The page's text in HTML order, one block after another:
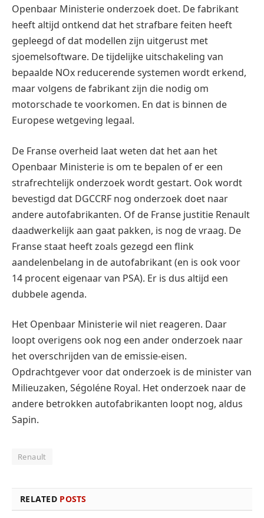
Openbaar Ministerie onderzoek doet. De fabrikant
heeft altijd ontkend dat het strafbare feiten heeft
gepleegd of dat modellen zijn uitgerust met
sjoemelsoftware. De tijdelijke uitschakeling van
bepaalde NOx reducerende systemen wordt erkend,
maar volgens de fabrikant zijn die nodig om
motorschade te voorkomen. En dat is binnen de
Europese wetgeving legaal.
De Franse overheid laat weten dat het aan het
Openbaar Ministerie is om te bepalen of er een
strafrechtelijk onderzoek wordt gestart. Ook wordt
bevestigd dat DGCCRF nog onderzoek doet naar
andere autofabrikanten. Of de Franse justitie Renault
daadwerkelijk aan gaat pakken, is nog de vraag. De
Franse staat heeft zoals gezegd een flink
aandelenbelang in de autofabrikant (en is ook voor
14 procent eigenaar van PSA). Er is dus altijd een
dubbele agenda.
Het Openbaar Ministerie wil niet reageren. Daar
loopt overigens ook nog een ander onderzoek naar
het overschrijden van de emissie-eisen.
Opdrachtgever voor dat onderzoek is de minister van
Milieuzaken, Ségoléne Royal. Het onderzoek naar de
andere betrokken autofabrikanten loopt nog, aldus
Sapin.
Renault
RELATED POSTS